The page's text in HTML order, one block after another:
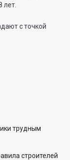
лет.
с точкой
трудным
строителей